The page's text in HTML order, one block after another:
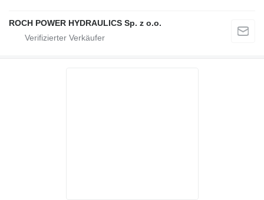
ROCH POWER HYDRAULICS Sp. z o.o.